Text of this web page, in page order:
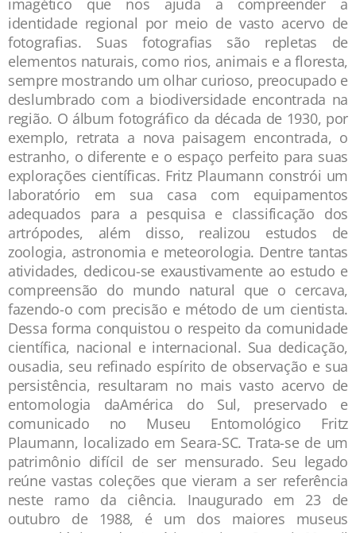
imagético que nos ajuda a compreender a
identidade regional por meio de vasto acervo de
fotografias. Suas fotografias são repletas de
elementos naturais, como rios, animais e a floresta,
sempre mostrando um olhar curioso, preocupado e
deslumbrado com a biodiversidade encontrada na
região. O álbum fotográfico da década de 1930, por
exemplo, retrata a nova paisagem encontrada, o
estranho, o diferente e o espaço perfeito para suas
explorações científicas. Fritz Plaumann constrói um
laboratório em sua casa com equipamentos
adequados para a pesquisa e classificação dos
artrópodes, além disso, realizou estudos de
zoologia, astronomia e meteorologia. Dentre tantas
atividades, dedicou-se exaustivamente ao estudo e
compreensão do mundo natural que o cercava,
fazendo-o com precisão e método de um cientista.
Dessa forma conquistou o respeito da comunidade
científica, nacional e internacional. Sua dedicação,
ousadia, seu refinado espírito de observação e sua
persistência, resultaram no mais vasto acervo de
entomologia daAmérica do Sul, preservado e
comunicado no Museu Entomológico Fritz
Plaumann, localizado em Seara-SC. Trata-se de um
patrimônio difícil de ser mensurado. Seu legado
reúne vastas coleções que vieram a ser referência
neste ramo da ciência. Inaugurado em 23 de
outubro de 1988, é um dos maiores museus